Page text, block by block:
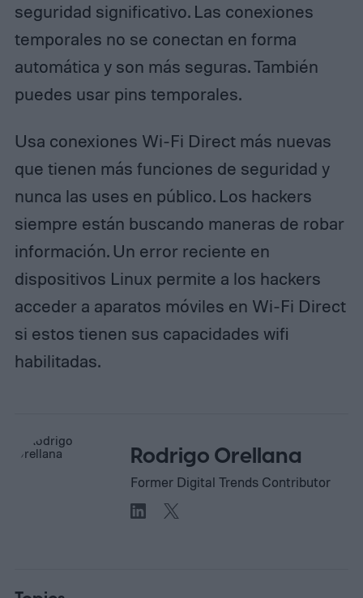
seguridad significativo. Las conexiones
temporales no se conectan en forma
automática y son más seguras. También
puedes usar pins temporales.
Usa conexiones Wi-Fi Direct más nuevas
que tienen más funciones de seguridad y
nunca las uses en público. Los hackers
siempre están buscando maneras de robar
información. Un error reciente en
dispositivos Linux permite a los hackers
acceder a aparatos móviles en Wi-Fi Direct
si estos tienen sus capacidades wifi
habilitadas.
Rodrigo Orellana
Former Digital Trends Contributor